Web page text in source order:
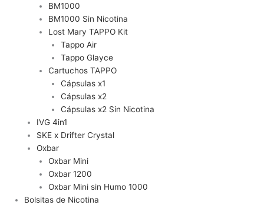
BM1000
BM1000 Sin Nicotina
Lost Mary TAPPO Kit
Tappo Air
Tappo Glayce
Cartuchos TAPPO
Cápsulas x1
Cápsulas x2
Cápsulas x2 Sin Nicotina
IVG 4in1
SKE x Drifter Crystal
Oxbar
Oxbar Mini
Oxbar 1200
Oxbar Mini sin Humo 1000
Bolsitas de Nicotina